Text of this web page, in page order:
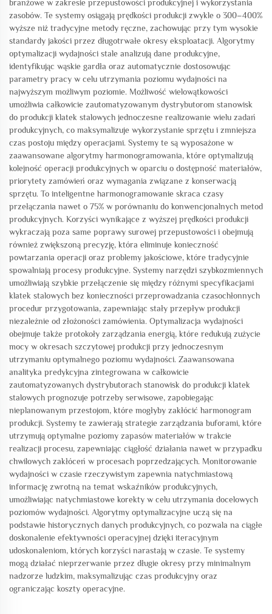
branżowe w zakresie przepustowości produkcyjnej i wykorzystania
zasobów. Te systemy osiągają prędkości produkcji zwykle o 300–400%
wyższe niż tradycyjne metody ręczne, zachowując przy tym wysokie
standardy jakości przez długotrwałe okresy eksploatacji. Algorytmy
optymalizacji wydajności stale analizują dane produkcyjne,
identyfikując wąskie gardła oraz automatycznie dostosowując
parametry pracy w celu utrzymania poziomu wydajności na
najwyższym możliwym poziomie. Możliwość wielowątkowości
umożliwia całkowicie zautomatyzowanym dystrybutorom stanowisk
do produkcji klatek stalowych jednoczesne realizowanie wielu zadań
produkcyjnych, co maksymalizuje wykorzystanie sprzętu i zmniejsza
czas postoju między operacjami. Systemy te są wyposażone w
zaawansowane algorytmy harmonogramowania, które optymalizują
kolejność operacji produkcyjnych w oparciu o dostępność materiałów,
priorytety zamówień oraz wymagania związane z konserwacją
sprzętu. To inteligentne harmonogramowanie skraca czasy
przełączania nawet o 75% w porównaniu do konwencjonalnych metod
produkcyjnych. Korzyści wynikające z wyższej prędkości produkcji
wykraczają poza same poprawy surowej przepustowości i obejmują
również zwiększoną precyzję, która eliminuje konieczność
powtarzania operacji oraz problemy jakościowe, które tradycyjnie
spowalniają procesy produkcyjne. Systemy narzędzi szybkozmiennych
umożliwiają szybkie przełączenie się między różnymi specyfikacjami
klatek stalowych bez konieczności przeprowadzania czasochłonnych
procedur przygotowania, zapewniając stały przepływ produkcji
niezależnie od złożoności zamówienia. Optymalizacja wydajności
obejmuje także protokoły zarządzania energią, które redukują zużycie
mocy w okresach szczytowej produkcji przy jednoczesnym
utrzymaniu optymalnego poziomu wydajności. Zaawansowana
analityka predykcyjna zintegrowana w całkowicie
zautomatyzowanych dystrybutorach stanowisk do produkcji klatek
stalowych prognozuje potrzeby serwisowe, zapobiegając
nieplanowanym przestojom, które mogłyby zakłócić harmonogram
produkcji. Systemy te zawierają strategie zarządzania buforami, które
utrzymują optymalne poziomy zapasów materiałów w trakcie
realizacji procesu, zapewniając ciągłość działania nawet w przypadku
chwilowych zakłóceń w procesach poprzedzających. Monitorowanie
wydajności w czasie rzeczywistym zapewnia natychmiastową
informację zwrotną na temat wskaźników produkcyjnych,
umożliwiając natychmiastowe korekty w celu utrzymania docelowych
poziomów wydajności. Algorytmy optymalizacyjne uczą się na
podstawie historycznych danych produkcyjnych, co pozwala na ciągłe
doskonalenie efektywności operacyjnej dzięki iteracyjnym
udoskonaleniom, których korzyści narastają w czasie. Te systemy
mogą działać nieprzerwanie przez długie okresy przy minimalnym
nadzorze ludzkim, maksymalizując czas produkcyjny oraz
ograniczając koszty operacyjne.